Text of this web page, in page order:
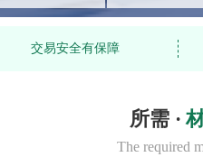
交易安全有保障
所需 ·
The required